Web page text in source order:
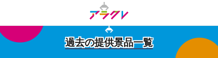
過去の提供景品一覧